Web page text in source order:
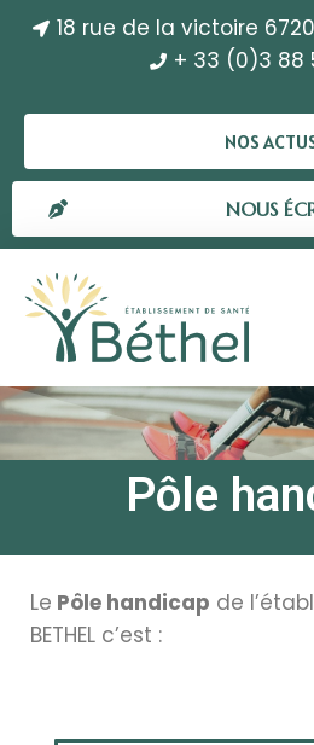
18 rue de la victoire 67205
+ 33 (0)3 88
NOS
NOUS
Pôle
Le Pôle handicap de
BETHEL c’est :